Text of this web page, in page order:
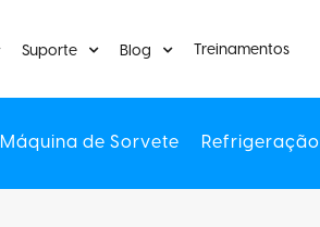
Suporte Blog Treinamentos
Máquina de Sorvete Refrigeração